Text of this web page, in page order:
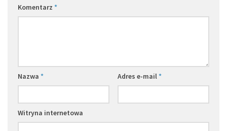
Komentarz *
Nazwa * Adres e-mail*
Witryna internetowa